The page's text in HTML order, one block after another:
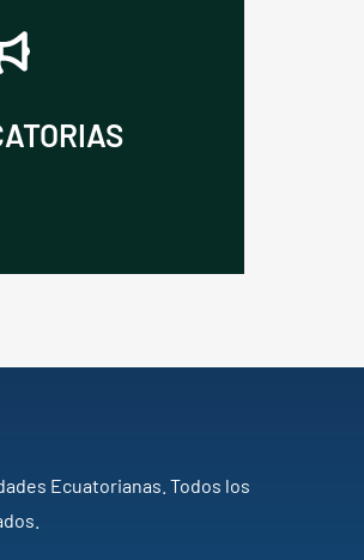
convocatorias
Ecuatorianas. Todos los